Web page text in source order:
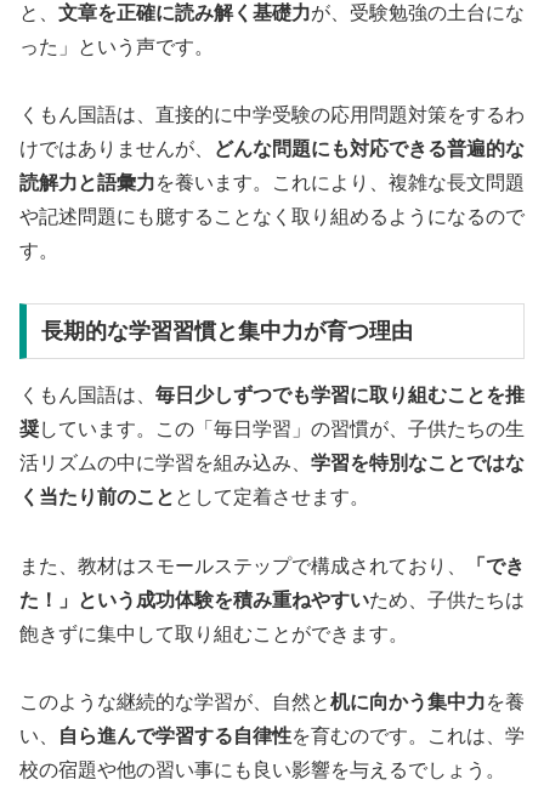
と、 文章を正確に読み解く基礎力が、受験勉強の土台にな
った」という声です。
くもん国語は、直接的に中学受験の応用問題対策をするわ
けではありませんが、
どんな問題にも対応できる普遍的な
読解力と語彙力を養います。これにより、複雑な長文問題
や記述問題にも臆することなく取り組めるようになるので
す。
長期的な学習習慣と集中力が育つ理由
くもん国語は、 毎日少しずつでも学習に取り組むことを推
奨しています。この「毎日学習」の習慣が、子供たちの生
活リズムの中に学習を組み込み、 学習を特別なことではな
く当たり前のこと として定着させます。
また、教材はスモールステップで構成されており、
「でき
た！」という成功体験を積み重ねやすいため、子供たちは
飽きずに集中して取り組むことができます。
このような継続的な学習が、自然と机に向かう集中力を養
い、
自ら進んで学習する自律性を育むのです。これは、学
校の宿題や他の習い事にも良い影響を与えるでしょう。